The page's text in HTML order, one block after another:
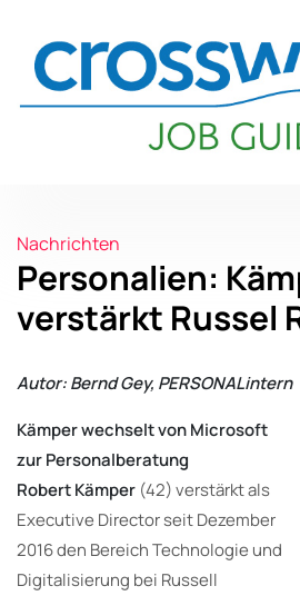
Nachrichten
Personalien:
verstärkt Russel
Autor: Bernd Gey, PERSONALintern
Kämper wechselt von Microsoft
zur Personalberatung
Robert Kämper (42) verstärkt als
Executive Director seit Dezember
2016 den Bereich Technologie und
Digitalisierung bei Russell